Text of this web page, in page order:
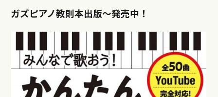
ガズピアノ教則本出版〜発売中！